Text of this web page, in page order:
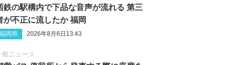
鉄の駅構内で下品な音声が流れる 第三
が不正に流したか 福岡
福岡県 2026年8月6日13:43
般ニュース